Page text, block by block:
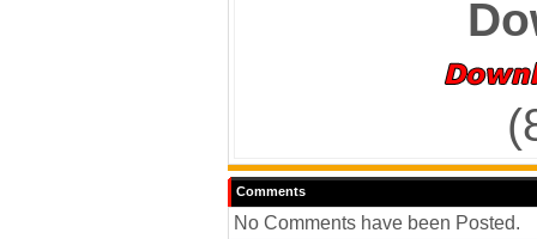
Comments
No Comments have been Posted.